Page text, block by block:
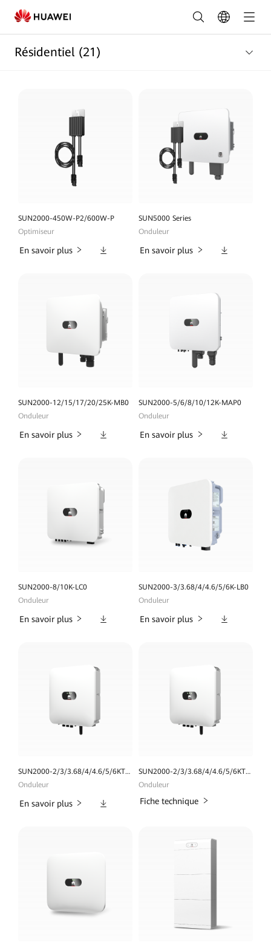
Gamme
Résidentielle
Résidentiel (21)
SUN2000-450W-P2/600W-P
Optimiseur
En savoir plus Téléchargements
SUN5000 Series
Onduleur
En savoir plus
SUN2000-12/15/17/20/25K-MB0
Onduleur
En savoir plus Téléchargements
SUN2000-5/6/8/10/12K-MAP0
Onduleur
En savoir plus
SUN2000-8/10K-LC0
Onduleur
En savoir plus Téléchargements
SUN2000-3/3.68/4/4.6/5/6K-LB0
Onduleur
En savoir plus
SUN2000-2/3/3.68/4/4.6/5/6KTL-L1
Onduleur
En savoir plus Téléchargements
SUN2000-2/3/3.68/4/4.6/5/6KTL-L1 (High Current Version)
Onduleur
Fiche technique